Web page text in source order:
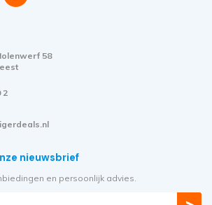
58
2
nieuwsbrief
en persoonlijk advies.